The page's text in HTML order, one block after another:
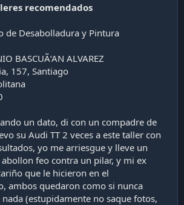
recomendados
de Desabolladura y Pintura
BASCUÃ‘AN ALVAREZ
157, Santiago
un dato, di con un compadre de
su Audi TT 2 veces a este taller con
yo me arriesgue y lleve un
feo contra un pilar, y mi ex
que le hicieron en el
ambos quedaron como si nunca
(estupidamente no saque fotos,